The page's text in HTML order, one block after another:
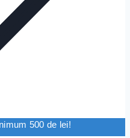
500 de lei!